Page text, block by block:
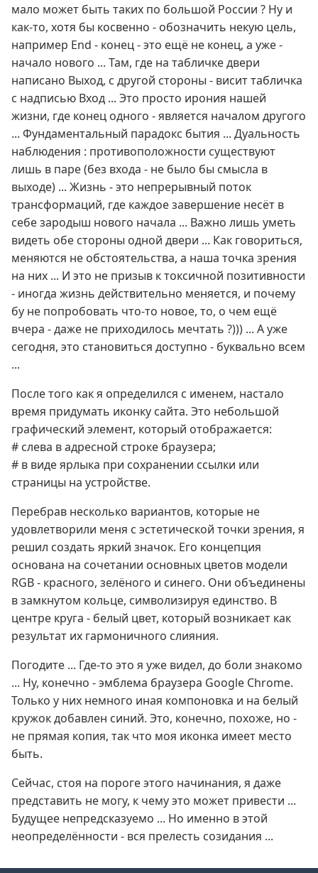
мало может быть таких по большой России ? Ну и
как-то, хотя бы косвенно - обозначить некую цель,
например End - конец - это ещё не конец, а уже -
начало нового ... Там, где на табличке двери
написано Выход, с другой стороны - висит табличка
с надписью Вход ... Это просто ирония нашей
жизни, где конец одного - является началом другого
... Фундаментальный парадокс бытия ... Дуальность
наблюдения : противоположности существуют
лишь в паре (без входа - не было бы смысла в
выходе) ... Жизнь - это непрерывный поток
трансформаций, где каждое завершение несёт в
себе зародыш нового начала ... Важно лишь уметь
видеть обе стороны одной двери ... Как говориться,
меняются не обстоятельства, а наша точка зрения
на них ... И это не призыв к токсичной позитивности
- иногда жизнь действительно меняется, и почему
бу не попробовать что-то новое, то, о чем ещё
вчера - даже не приходилось мечтать ?))) ... А уже
сегодня, это становиться доступно - буквально всем
...
После того как я определился с именем, настало
время придумать иконку сайта. Это небольшой
графический элемент, который отображается:
# слева в адресной строке браузера;
# в виде ярлыка при сохранении ссылки или
страницы на устройстве.
Перебрав несколько вариантов, которые не
удовлетворили меня с эстетической точки зрения, я
решил создать яркий значок. Его концепция
основана на сочетании основных цветов модели
RGB - красного, зелёного и синего. Они объединены
в замкнутом кольце, символизируя единство. В
центре круга - белый цвет, который возникает как
результат их гармоничного слияния.
Погодите ... Где-то это я уже видел, до боли знакомо
... Ну, конечно - эмблема браузера Google Chrome.
Только у них немного иная компоновка и на белый
кружок добавлен синий. Это, конечно, похоже, но -
не прямая копия, так что моя иконка имеет место
быть.
Сейчас, стоя на пороге этого начинания, я даже
представить не могу, к чему это может привести ...
Будущее непредсказуемо ... Но именно в этой
неопределённости - вся прелесть созидания ...